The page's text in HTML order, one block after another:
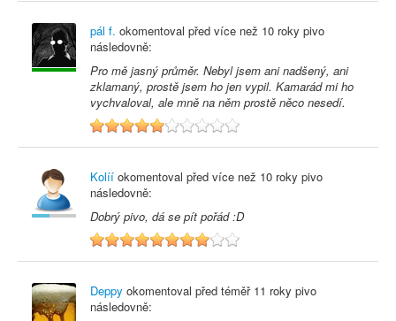
pál f. okomentoval před více než 10 roky pivo
následovně:
Pro mě jasný průměr. Nebyl jsem ani nadšený, ani
zklamaný, prostě jsem ho jen vypil. Kamarád mi ho
vychvaloval, ale mně na něm prostě něco nesedí.
5
Kolíí okomentoval před více než 10 roky pivo
následovně:
Dobrý pivo, dá se pít pořád :D
8
Deppy okomentoval před téměř 11 roky pivo
následovně: